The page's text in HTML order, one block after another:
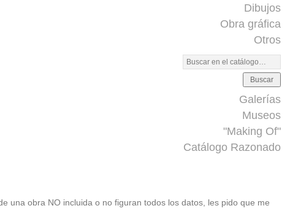
Dibujos
Obra gráfica
Otros
Buscar
Galerías
Museos
"Making Of"
Catálogo Razonado
una obra NO incluida o no figuran todos los datos, les pido que me